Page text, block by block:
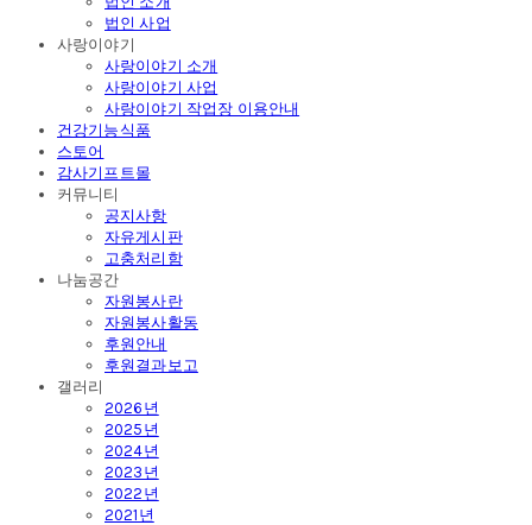
법인 사업
사랑이야기
사랑이야기 소개
사랑이야기 사업
사랑이야기 작업장 이용안내
건강기능식품
스토어
감사기프트몰
커뮤니티
공지사항
자유게시판
고충처리함
나눔공간
자원봉사란
자원봉사활동
후원안내
후원결과보고
갤러리
2026년
2025년
2024년
2023년
2022년
2021년